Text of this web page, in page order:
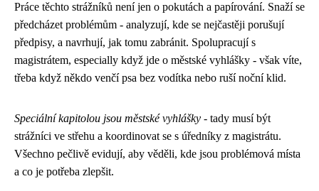
Práce těchto strážníků není jen o pokutách a papírování. Snaží se
předcházet problémům - analyzují, kde se nejčastěji porušují
předpisy, a navrhují, jak tomu zabránit. Spolupracují s
magistrátem, especially když jde o městské vyhlášky - však víte,
třeba když někdo venčí psa bez vodítka nebo ruší noční klid.
Speciální kapitolou jsou městské vyhlášky - tady musí být
strážníci ve střehu a koordinovat se s úředníky z magistrátu.
Všechno pečlivě evidují, aby věděli, kde jsou problémová místa
a co je potřeba zlepšit.